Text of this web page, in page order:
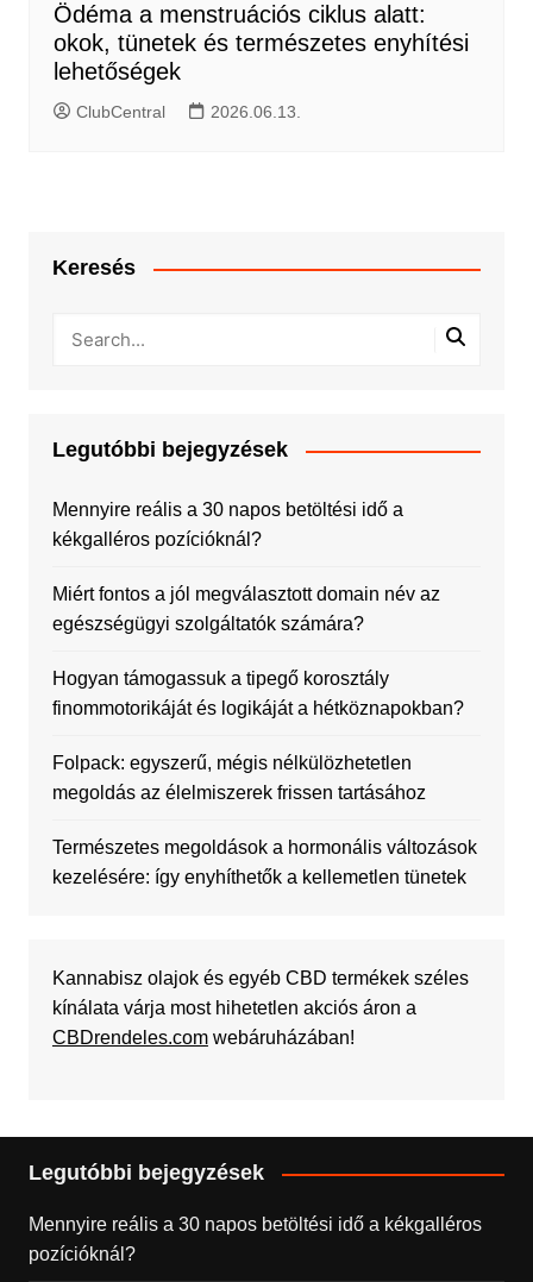
Ödéma a menstruációs ciklus alatt:
okok, tünetek és természetes enyhítési
lehetőségek
ClubCentral 2026.06.13.
Keresés
Legutóbbi bejegyzések
Mennyire reális a 30 napos betöltési idő a
kékgalléros pozícióknál?
Miért fontos a jól megválasztott domain név az
egészségügyi szolgáltatók számára?
Hogyan támogassuk a tipegő korosztály
finommotorikáját és logikáját a hétköznapokban?
Folpack: egyszerű, mégis nélkülözhetetlen
megoldás az élelmiszerek frissen tartásához
Természetes megoldások a hormonális változások
kezelésére: így enyhíthetők a kellemetlen tünetek
Kannabisz olajok és egyéb CBD termékek széles
kínálata várja most hihetetlen akciós áron a
CBDrendeles.comwebáruházában!
Legutóbbi bejegyzések
Mennyire reális a 30 napos betöltési idő a kékgalléros
pozícióknál?